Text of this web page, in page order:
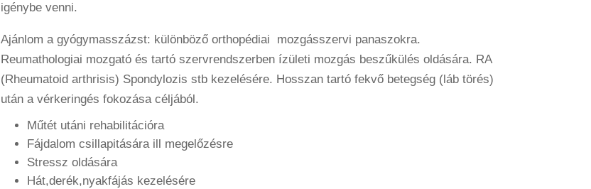
igénybe venni.
Ajánlom a gyógymasszázst: különböző orthopédiai mozgásszervi panaszokra.
Reumathologiai mozgató és tartó szervrendszerben ízületi mozgás beszűkülés oldására. RA
(Rheumatoid arthrisis) Spondylozis stb kezelésére. Hosszan tartó fekvő betegség (láb törés)
után a vérkeringés fokozása céljából.
Műtét utáni rehabilitációra
Fájdalom csillapitására ill megelőzésre
Stressz oldására
Hát,derék,nyakfájás kezelésére